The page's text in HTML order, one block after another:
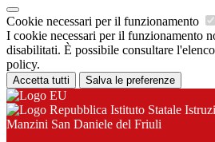
Cookie necessari per il funzionamento
I cookie necessari per il funzionamento
disabilitati. È possibile consultare
policy.
Accetta tutti Salva le preferenze
Istituto Statale
Manzini San Daniele del Friuli